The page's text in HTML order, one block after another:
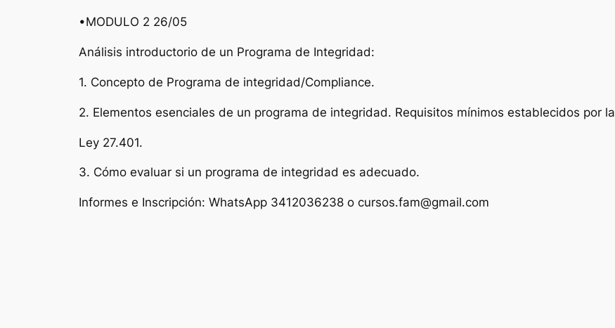
•MODULO 2 26/05
Análisis introductorio de un Programa de Integridad:
1. Concepto de Programa de integridad/Compliance.
2. Elementos esenciales de un programa de integridad. Requisitos mínimos establecidos por la
Ley 27.401.
3. Cómo evaluar si un programa de integridad es adecuado.
Informes e Inscripción: WhatsApp 3412036238 o cursos.fam@gmail.com